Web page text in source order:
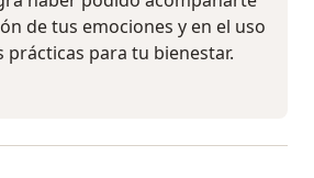
de tus emociones y en el uso
para tu bienestar.